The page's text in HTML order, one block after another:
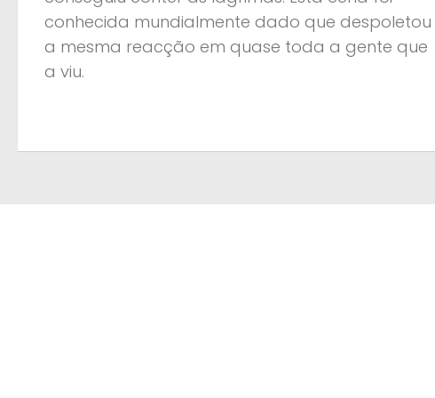
conhecida mundialmente dado que despoletou
a mesma reacção em quase toda a gente que
a viu.